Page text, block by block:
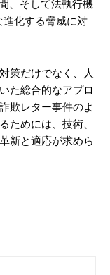
、そして法執行機
化する脅威に対
策だけでなく、人
た総合的なアプロ
欺レター事件のよ
ためには、技術、
新と適応が求めら